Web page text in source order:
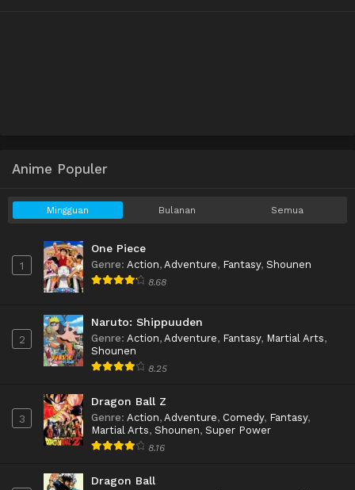
Anime Populer
Mingguan Bulanan Semua
1
One Piece
Genre: Action, Adventure, Fantasy, Shounen
8.68
2
Naruto: Shippuuden
Genre: Action, Adventure, Fantasy, Martial Arts,
Shounen
8.25
3
Dragon Ball Z
Genre: Action, Adventure, Comedy, Fantasy,
Martial Arts, Shounen, Super Power
8.16
Dragon Ball